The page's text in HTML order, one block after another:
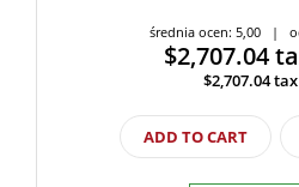
średnia ocen: 5,00 |
$2,707.04
$2,707.04
ADD TO CART